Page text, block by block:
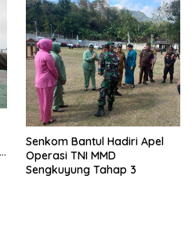
Senkom Bantul Hadiri Apel
Operasi TNI MMD
Sengkuyung Tahap 3